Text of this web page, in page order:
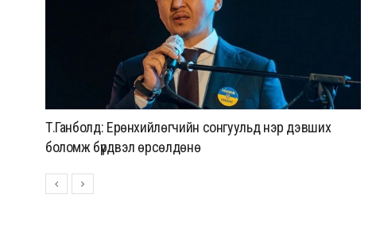
Цахим орчинд тархсан бичлэгийн дараа автобусны
жолоочид хариуцлага тооцжээ